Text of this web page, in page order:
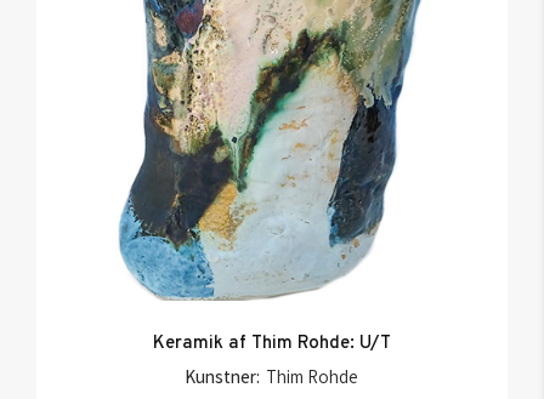
Keramik af Thim Rohde: U/T
Kunstner: Thim Rohde